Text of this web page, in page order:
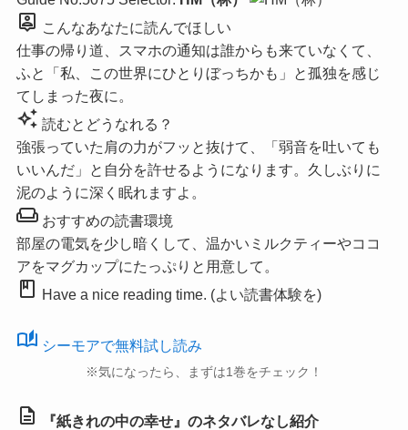
person_pin
こんなあなたに読んでほしい
仕事の帰り道、スマホの通知は誰からも来ていなくて、
ふと「私、この世界にひとりぼっちかも」と孤独を感じ
てしまった夜に。
auto_awesome 読むとどうなれる？
強張っていた肩の力がフッと抜けて、「弱音を吐いても
いいんだ」と自分を許せるようになります。久しぶりに
泥のように深く眠れますよ。
weekendおすすめの読書環境
部屋の電気を少し暗くして、温かいミルクティーやココ
アをマグカップにたっぷりと用意して。
book Have a nice reading time. (よい読書体験を)
auto_stories シーモアで無料試し読み
※気になったら、まずは1巻をチェック！
description
『紙きれの中の幸せ』のネタバレなし紹介